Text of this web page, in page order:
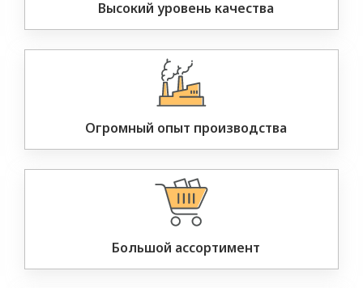
Высокий уровень качества
Огромный опыт производства
Большой ассортимент